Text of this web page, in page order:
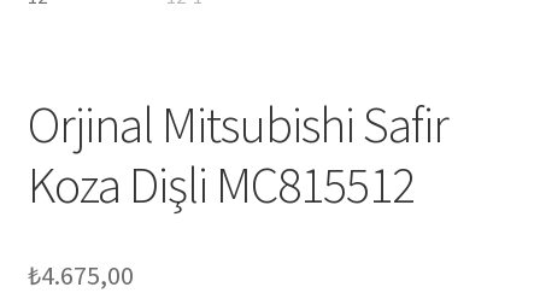
Orjinal Mitsubishi Safir
Koza Dişli MC815512
₺4.675,00